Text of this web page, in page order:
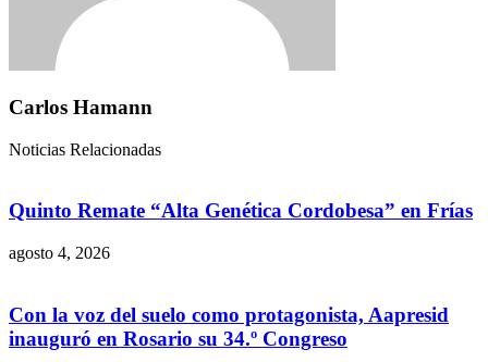
Carlos Hamann
Noticias Relacionadas
Quinto Remate “Alta Genética Cordobesa” en Frías
agosto 4, 2026
Con la voz del suelo como protagonista, Aapresid
inauguró en Rosario su 34.º Congreso